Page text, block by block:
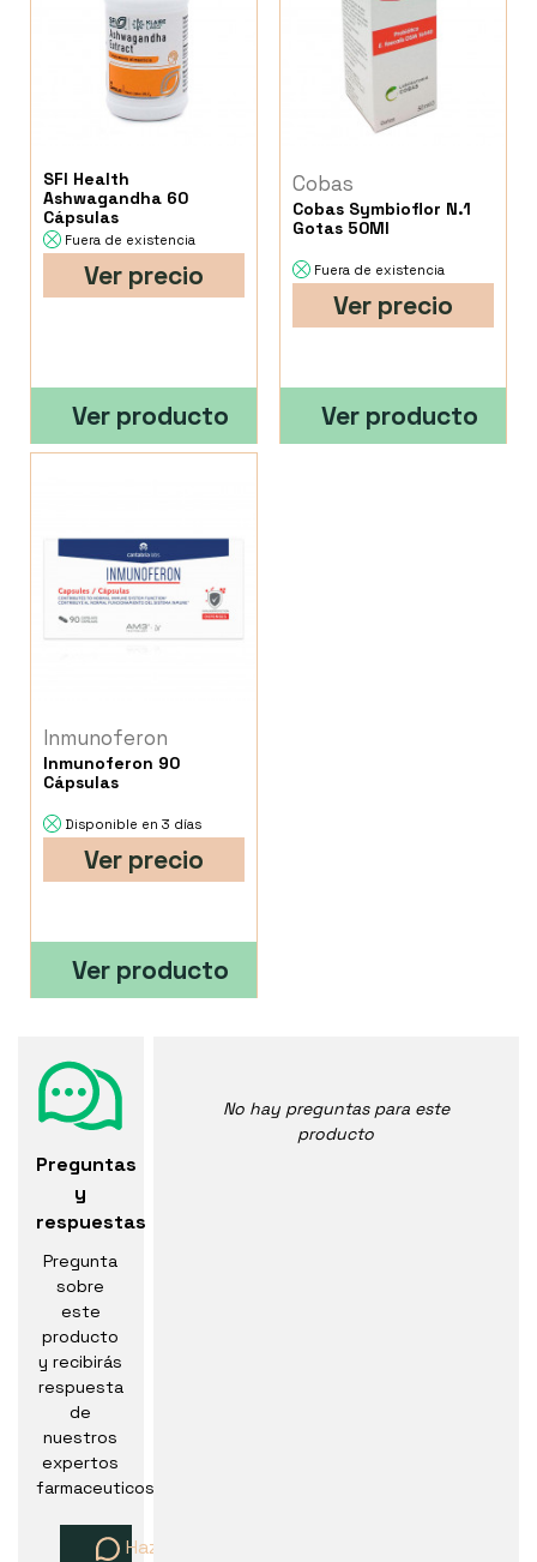
SFI Health
Ashwagandha 60
Cápsulas
Fuera de existencia
Ver precio
Ver producto
Cobas
Cobas Symbioflor N.1
Gotas 50Ml
Fuera de existencia
Ver precio
Ver producto
Inmunoferon
Inmunoferon 90
Cápsulas
Disponible en 3 días
Ver precio
Ver producto
Preguntas
y
respuestas
Pregunta
sobre
este
producto
y recibirás
respuesta
de
nuestros
expertos
farmaceuticos
Haz una pregunta
No hay preguntas para este
producto